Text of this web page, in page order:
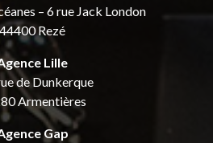
– 6 rue Jack London
44400 Rezé
Lille
de Dunkerque
Armentières
Gap